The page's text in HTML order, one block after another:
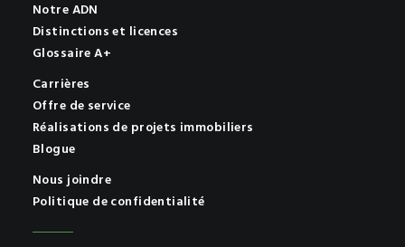
Notre ADN
Distinctions et licences
Glossaire A+
Carrières
Offre de service
Réalisations de projets immobiliers
Blogue
Nous joindre
Politique de confidentialité